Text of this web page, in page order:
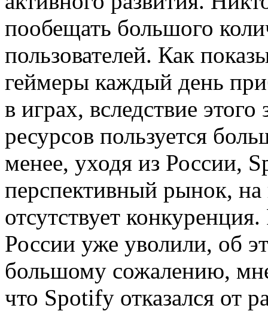
пообещать большого
пользователей. Как
геймеры каждый день
в играх, вследствие
ресурсов пользуется
менее, уходя из России,
перспективный рынок, на
отсутствует
России уже уволили, об
большому сожалению,
что Spotify отказался от